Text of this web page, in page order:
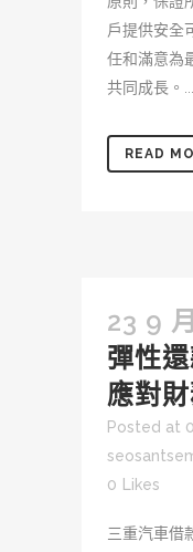
戶提供安全
任和滿意為
共同成長。...
READ
23 9 月
彈性
應對
Posted at
0 Likes
三重汽車借